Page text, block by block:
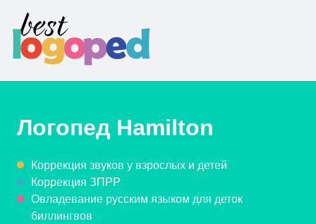
Логопед Hamilton
Коррекция звуков у взрослых и детей
Коррекция ЗПРР
Овладевание русским языком для деток
биллингвов